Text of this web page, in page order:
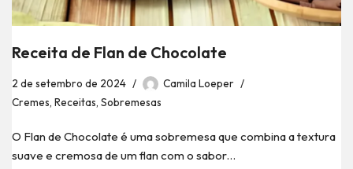
Receita de Flan de Chocolate
2 de setembro de 2024
Camila Loeper
Cremes, Receitas, Sobremesas
O Flan de Chocolate é uma sobremesa que combina a textura
suave e cremosa de um flan com o sabor…